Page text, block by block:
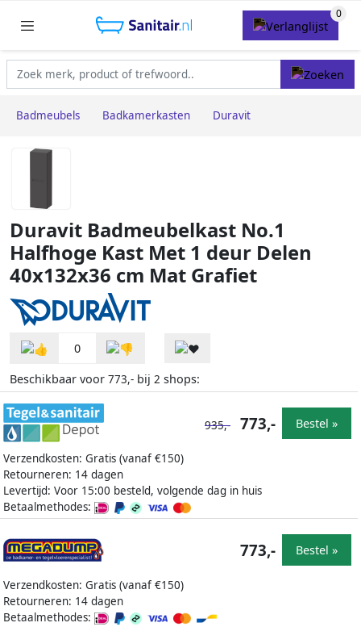
Badmeubels Badkamerkasten Duravit
Duravit Badmeubelkast No.1
Halfhoge Kast Met 1 deur Delen
40x132x36 cm Mat Grafiet
0
Beschikbaar voor 773,- bij 2 shops:
Verzendkosten: Gratis (vanaf €150)
Retourneren: 14 dagen
Levertijd: Voor 15:00 besteld, volgende dag in huis
Betaalmethodes:
935,- 773,- Bestel »
Verzendkosten: Gratis (vanaf €150)
Retourneren: 14 dagen
Betaalmethodes:
773,- Bestel »